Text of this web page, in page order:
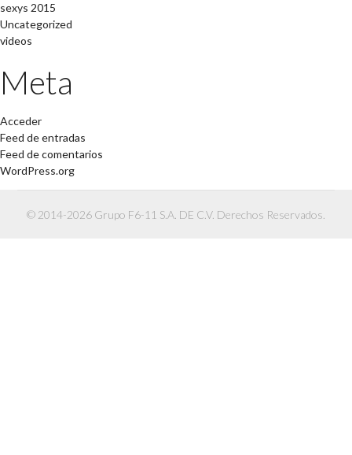
sexys 2015
Uncategorized
videos
Meta
Acceder
Feed de entradas
Feed de comentarios
WordPress.org
© 2014-2026 Grupo F6-11 S.A. DE C.V. Derechos Reservados.